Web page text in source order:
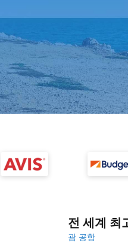
전 세계 최
괌 공항